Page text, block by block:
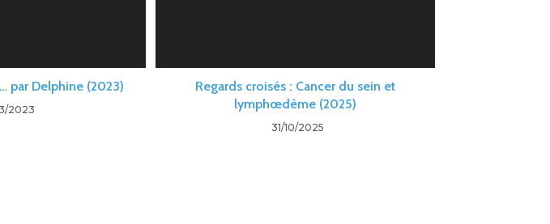
par Delphine (2023)
2023
Regards croisés : Cancer du sein et
lymphœdème (2025)
31/10/2025